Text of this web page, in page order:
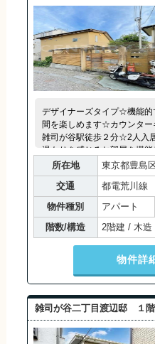
デザイナーズタイプ☆機能的
間を楽しめます☆カウンタ
雑司が谷駅徒歩２分☆2人入
温もりを感じるお部屋を堪能
所在地
東京都豊島
交通
都電荒川線
物件種別
アパート
階数/構造
2階建 / 木造
物件詳
雑司が谷二丁目渡辺邸 １階